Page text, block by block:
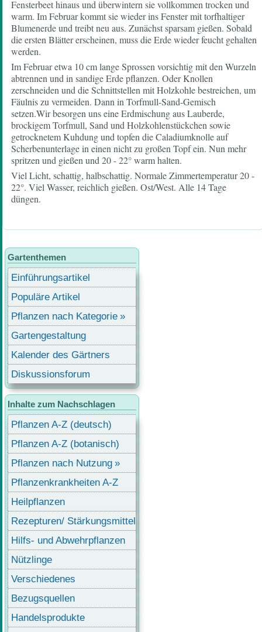
Fensterbeet hinaus und überwintern sie vollkommen trocken und
warm. Im Februar kommt sie wieder ins Fenster mit torfhaltiger
Blumenerde und treibt neu aus. Zunächst sparsam gießen. Sobald
die ersten Blätter erscheinen, muss die Erde wieder feucht gehalten
werden.
Im Februar etwa 10 cm lange Sprossen vorsichtig mit den Wurzeln
abtrennen und in sandige Erde pflanzen. Oder Knollen
zerschneiden und die Schnittstellen mit Holzkohle bestreichen, um
Fäulnis zu vermeiden. Dann in Torfmull-Sand-Gemisch
setzen.Wir besorgen uns eine Erdmischung aus Lauberde,
brockigem Torfmull, Sand und Holzkohlenstückchen sowie
getrocknetem Kuhdung und topfen die Caladiumknolle auf
Scherbenunterlage in einen nicht zu großen Topf ein. Nun mehr
spritzen und gießen und 20 - 22° warm halten.
Viel Licht, schattig, halbschattig. Normale Zimmertemperatur 20 -
22°. Viel Wasser, reichlich gießen. Ost/West. Alle 14 Tage
düngen.
Gartenthemen
Einführungsartikel
Populäre Artikel
Pflanzen nach Kategorie
Gartengestaltung
Kalender des Gärtners
Diskussionsforum
Inhalte zum Nachschlagen
Pflanzen A-Z (deutsch)
Pflanzen A-Z (botanisch)
Pflanzen nach Nutzung
Pflanzenkrankheiten A-Z
Heilpflanzen
Rezepturen/ Stärkungsmittel
Hilfs- und Abwehrpflanzen
Nützlinge
Verschiedenes
Bezugsquellen
Handelsprodukte